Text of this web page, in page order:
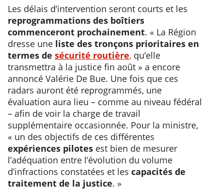
Les délais d’intervention seront courts et les
reprogrammations des boîtiers
commenceront prochainement. « La Région
dresse une liste des tronçons prioritaires en
termes de sécurité routière, qu’elle
transmettra à la justice fin août » a encore
annoncé Valérie De Bue. Une fois que ces
radars auront été reprogrammés, une
évaluation aura lieu – comme au niveau fédéral
– afin de voir la charge de travail
supplémentaire occasionnée. Pour la ministre,
« un des objectifs de ces différentes
expériences pilotes est bien de mesurer
l’adéquation entre l’évolution du volume
d’infractions constatées et les capacités de
traitement de la justice. »